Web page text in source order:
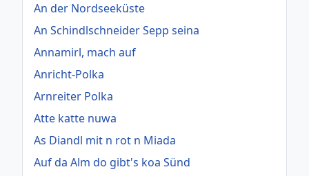
An der Nordseeküste
An Schindlschneider Sepp seina
Annamirl, mach auf
Anricht-Polka
Arnreiter Polka
Atte katte nuwa
As Diandl mit n rot n Miada
Auf da Alm do gibt's koa Sünd